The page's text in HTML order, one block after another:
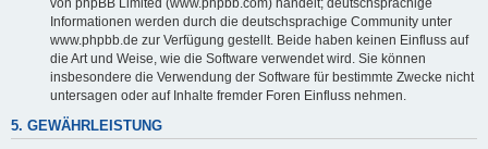
von phpBB Limited (www.phpbb.com) handelt; deutschsprachige
Informationen werden durch die deutschsprachige Community unter
www.phpbb.de zur Verfügung gestellt. Beide haben keinen Einfluss auf
die Art und Weise, wie die Software verwendet wird. Sie können
insbesondere die Verwendung der Software für bestimmte Zwecke nicht
untersagen oder auf Inhalte fremder Foren Einfluss nehmen.
5. GEWÄHRLEISTUNG